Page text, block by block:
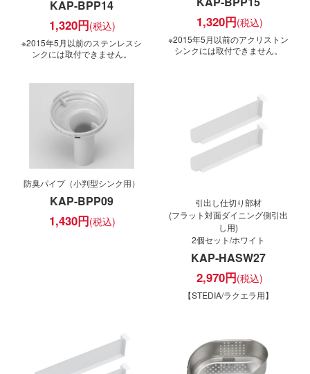
KAP-BPP14
1,320円
※2015年5月以前のステンレスシ
ンクには取付できません。
1,320円
※2015年5月以前のアクリストン
シンクには取付できません。
防臭パイプ（小判型シンク用）
KAP-BPP09
1,430円
引出し仕切り部材
(フラット対面ダイニング側引出
し用)
2個セット/ホワイト
KAP-HASW27
2,970円
【STEDIA/ラクエラ用】